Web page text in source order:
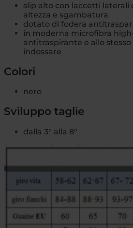
slip alto con laccetti laterali
altezza e sgambatura
dotato di fodera
in moderna microfibra
antitraspirante e allo
indossare
Colori
nero
Sviluppo taglie
dalla 3° alla 8°